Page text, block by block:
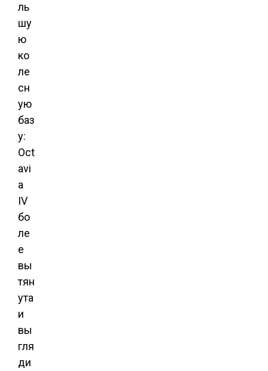
ль
шу
ю
ко
ле
сн
ую
баз
у:
Oct
avi
a
IV
бо
ле
е
вы
тян
ута
и
вы
гля
ди